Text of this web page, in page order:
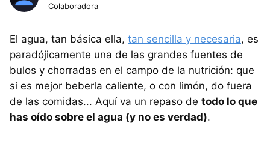
Colaboradora
El agua, tan básica ella, tan sencilla y necesaria, es
paradójicamente una de las grandes fuentes de
bulos y chorradas en el campo de la nutrición: que
si es mejor beberla caliente, o con limón, do fuera
de las comidas... Aquí va un repaso de todo lo que
has oído sobre el agua (y no es verdad).